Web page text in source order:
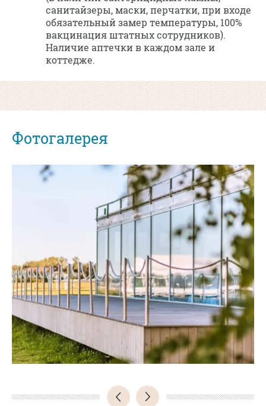
санитайзеры, маски, перчатки, при входе
обязательный замер температуры, 100%
вакцинация штатных сотрудников).
Наличие аптечки в каждом зале и
коттедже.
Фотогалерея